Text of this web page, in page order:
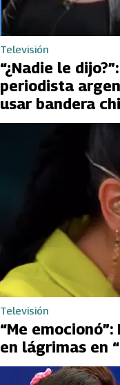
Televisión
“¿Nadie le
periodista
usar bandera
Televisión
“Me
en lágrimas en